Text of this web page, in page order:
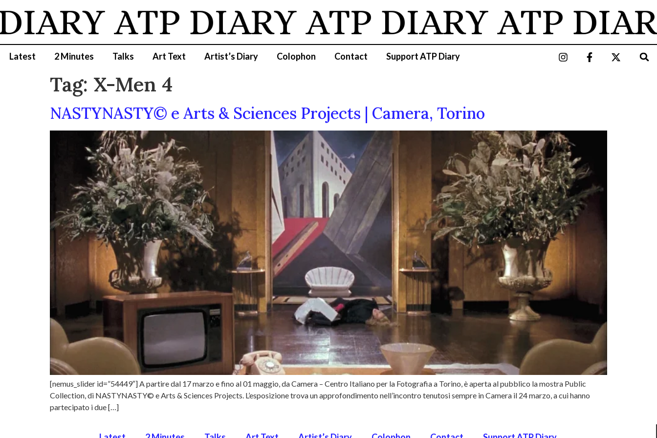
ATP DIARY ATP DIARY ATP
Latest 2 Minutes Talks Art Text Artist’s Diary Colophon Contact Support ATP Diary
Tag: X-Men 4
NASTYNASTY© e Arts & Sciences Projects | Camera, Torino
[nemus_slider id=”54449″] A partire dal 17 marzo e fino al 01 maggio, da Camera – Centro Italiano per la Fotografia a Torino, è aperta al pubblico la mostra Public
Collection, di NASTYNASTY© e Arts & Sciences Projects. L’esposizione trova un approfondimento nell’incontro tenutosi sempre in Camera il 24 marzo, a cui hanno
partecipato i due […]